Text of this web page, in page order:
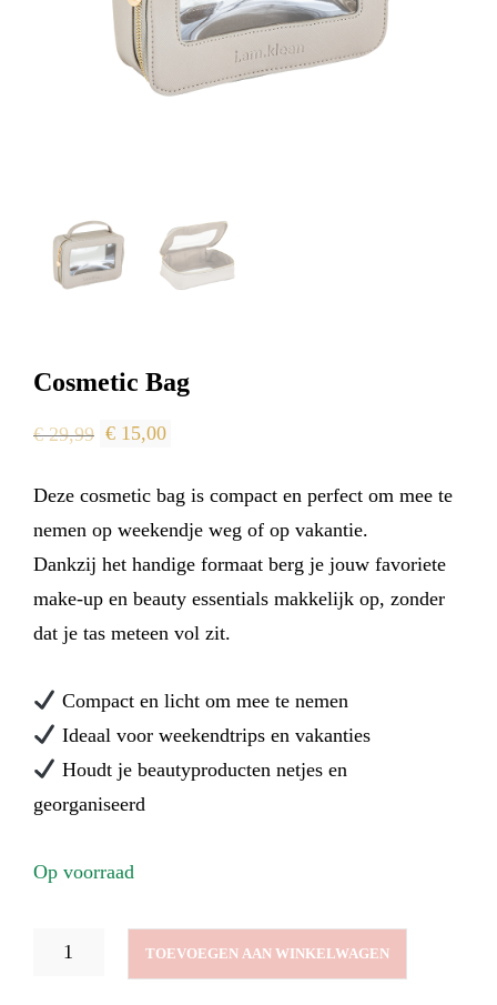
Cosmetic Bag
€29,99 Oorspronkelijke
was:
€ 29,99.
€15,00
is:
€ 15,00.
Deze cosmetic bag is compact en perfect om mee te
nemen op weekendje weg of op vakantie.
Dankzij het handige formaat berg je jouw favoriete
make-up en beauty essentials makkelijk op, zonder
dat je tas meteen vol zit.
Compact en licht om mee te nemen
Ideaal voor weekendtrips en vakanties
Houdt je beautyproducten netjes en
georganiseerd
Op voorraad
TOEVOEGEN AAN WINKELWAGEN